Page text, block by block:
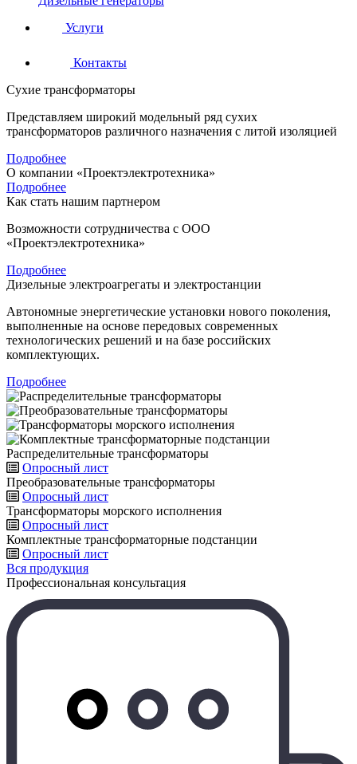
Услуги
Контакты
Сухие трансформаторы
Представляем широкий модельный ряд сухих
трансформаторов различного назначения с литой изоляцией
Подробнее
О компании «Проектэлектротехника»
Подробнее
Как стать нашим партнером
Возможности сотрудничества с ООО
«Проектэлектротехника»
Подробнее
Дизельные электроагрегаты и электростанции
Автономные энергетические установки нового поколения,
выполненные на основе передовых современных
технологических решений и на базе российских
комплектующих.
Подробнее
Распределительные трансформаторы
Опросный лист
Преобразовательные трансформаторы
Опросный лист
Трансформаторы морского исполнения
Опросный лист
Комплектные трансформаторные подстанции
Опросный лист
Вся продукция
Профессиональная консультация